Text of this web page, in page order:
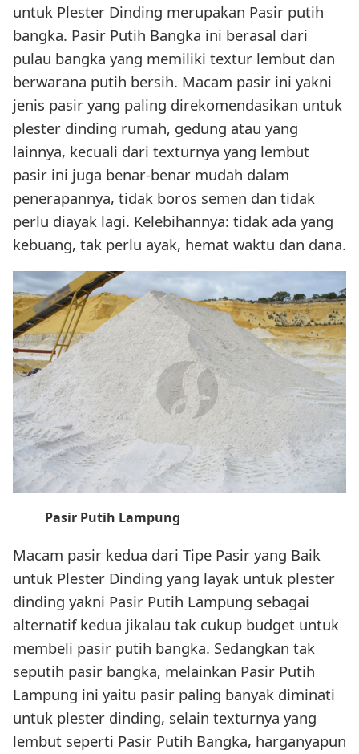
untuk Plester Dinding merupakan Pasir putih
bangka. Pasir Putih Bangka ini berasal dari
pulau bangka yang memiliki textur lembut dan
berwarana putih bersih. Macam pasir ini yakni
jenis pasir yang paling direkomendasikan untuk
plester dinding rumah, gedung atau yang
lainnya, kecuali dari texturnya yang lembut
pasir ini juga benar-benar mudah dalam
penerapannya, tidak boros semen dan tidak
perlu diayak lagi. Kelebihannya: tidak ada yang
kebuang, tak perlu ayak, hemat waktu dan dana.
Pasir Putih Lampung
Macam pasir kedua dari Tipe Pasir yang Baik
untuk Plester Dinding yang layak untuk plester
dinding yakni Pasir Putih Lampung sebagai
alternatif kedua jikalau tak cukup budget untuk
membeli pasir putih bangka. Sedangkan tak
seputih pasir bangka, melainkan Pasir Putih
Lampung ini yaitu pasir paling banyak diminati
untuk plester dinding, selain texturnya yang
lembut seperti Pasir Putih Bangka, harganyapun